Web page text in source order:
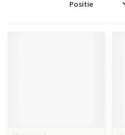
Sorteer op: